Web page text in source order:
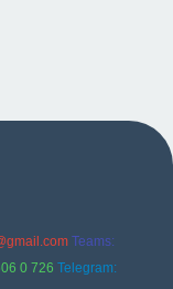
Teams:
0 726 Telegram: